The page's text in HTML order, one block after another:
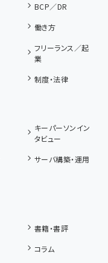
BCP／DR
働き方
フリーランス／起
業
制度・法律
キーパーソンイン
タビュー
サーバ構築・運用
書籍・書評
コラム